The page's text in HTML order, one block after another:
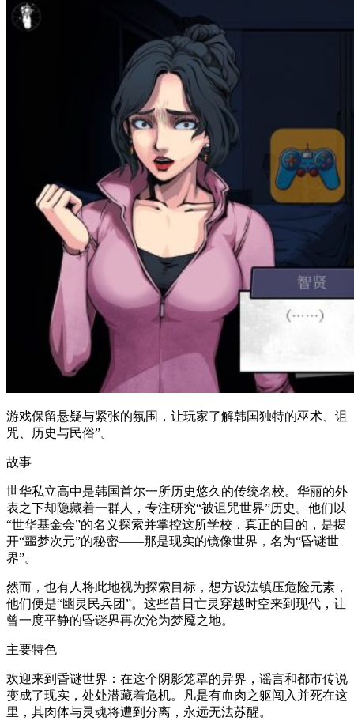
游戏保留悬疑与紧张的氛围，让玩家了解韩国独特的巫术、诅
咒、历史与民俗”。
故事
世华私立高中是韩国首尔一所历史悠久的传统名校。华丽的外
表之下却隐藏着一群人，专注研究“被诅咒世界”历史。他们以
“世华基金会”的名义探索并掌控这所学校，真正的目的，是揭
开“噩梦次元”的秘密——那是现实的镜像世界，名为“昏谜世
界”。
然而，也有人将此地视为探索目标，想方设法镇压危险元素，
他们便是“幽灵民兵团”。这些昔日亡灵穿越时空来到现代，让
曾一度平静的昏谜界再次沦为梦魇之地。
主要特色
欢迎来到昏谜世界：在这个阴影笼罩的异界，谣言和都市传说
变成了现实，处处潜藏着危机。凡是有血肉之躯闯入并死在这
里，其肉体与灵魂将遭到分离，永远无法苏醒。